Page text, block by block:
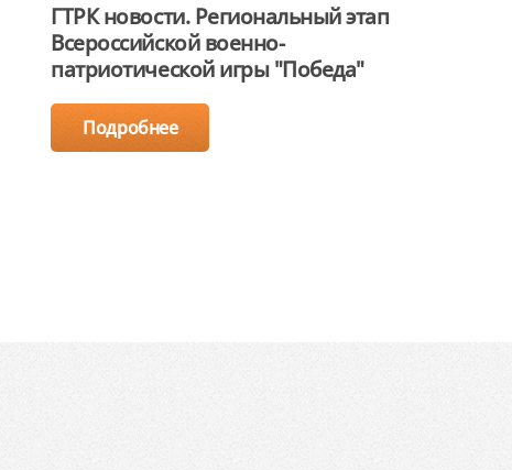
ГТРК новости. Региональный этап
Всероссийской военно-
патриотической игры "Победа"
Подробнее